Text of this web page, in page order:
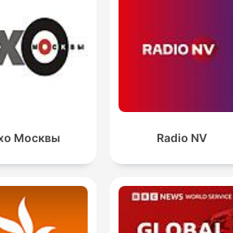
Москвы Radio NV